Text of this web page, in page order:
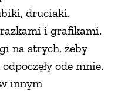
druciaki.
i grafikami.
na strych, żeby
ode mnie.
innym